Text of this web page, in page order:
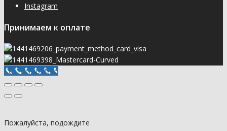
Instagram
Принимаем к оплате
Call Now Button
Пожалуйста, подождите